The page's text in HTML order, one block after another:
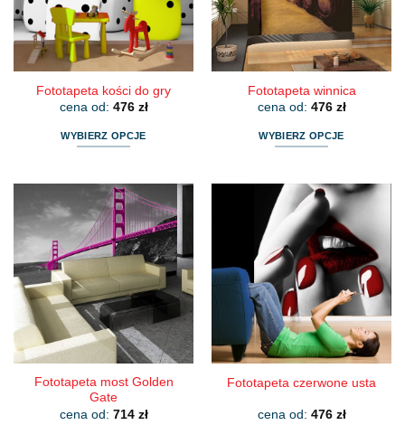
na
stronie
produktu
na
stronie
produktu
Fototapeta kości do gry
cena od: 476 zł
WYBIERZ OPCJE
ma
wiele
wariantów.
Opcje
można
wybrać
na
stronie
produktu
Fototapeta winnica
cena od: 476 zł
WYBIERZ OPCJE
ma
wiele
wariantów.
Opcje
można
wybrać
na
stronie
produktu
Fototapeta most Golden
Gate
cena od: 714 zł
Fototapeta czerwone usta
cena od: 476 zł